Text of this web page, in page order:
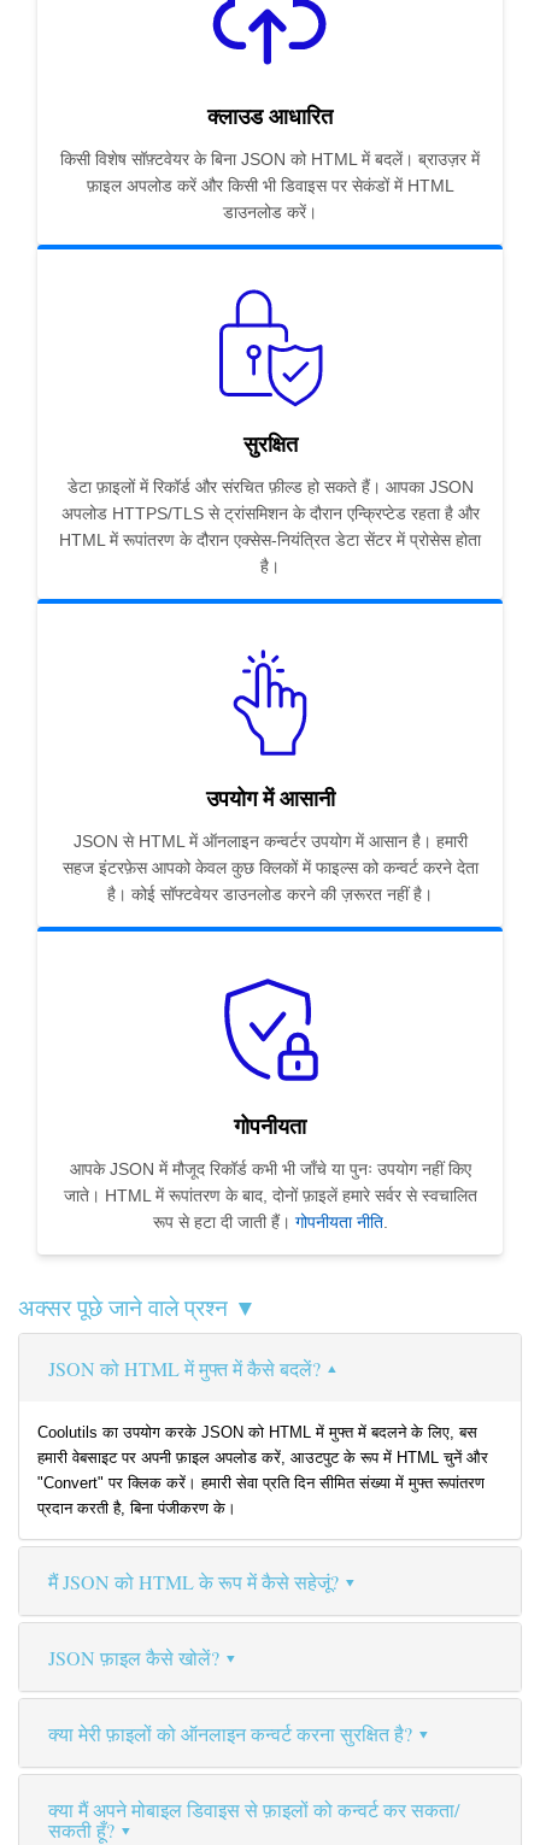
क्लाउड आधारित
किसी विशेष सॉफ़्टवेयर के बिना JSON को HTML में बदलें। ब्राउज़र में
फ़ाइल अपलोड करें और किसी भी डिवाइस पर सेकंडों में HTML
डाउनलोड करें।
सुरक्षित
डेटा फ़ाइलों में रिकॉर्ड और संरचित फ़ील्ड हो सकते हैं। आपका JSON
अपलोड HTTPS/TLS से ट्रांसमिशन के दौरान एन्क्रिप्टेड रहता है और
HTML में रूपांतरण के दौरान एक्सेस-नियंत्रित डेटा सेंटर में प्रोसेस होता
है।
उपयोग में आसानी
JSON से HTML में ऑनलाइन कन्वर्टर उपयोग में आसान है। हमारी
सहज इंटरफ़ेस आपको केवल कुछ क्लिकों में फाइल्स को कन्वर्ट करने देता
है। कोई सॉफ्टवेयर डाउनलोड करने की ज़रूरत नहीं है।
गोपनीयता
आपके JSON में मौजूद रिकॉर्ड कभी भी जाँचे या पुनः उपयोग नहीं किए
जाते। HTML में रूपांतरण के बाद, दोनों फ़ाइलें हमारे सर्वर से स्वचालित
रूप से हटा दी जाती हैं। गोपनीयता नीति.
अक्सर पूछे जाने वाले प्रश्न ▼
JSON को HTML में मुफ्त में कैसे बदलें?
Coolutils का उपयोग करके JSON को HTML में मुफ्त में बदलने के लिए, बस
हमारी वेबसाइट पर अपनी फ़ाइल अपलोड करें, आउटपुट के रूप में HTML चुनें और
"Convert" पर क्लिक करें। हमारी सेवा प्रति दिन सीमित संख्या में मुफ्त रूपांतरण
प्रदान करती है, बिना पंजीकरण के।
मैं JSON को HTML के रूप में कैसे सहेजूं?
JSON फ़ाइल कैसे खोलें?
क्या मेरी फ़ाइलों को ऑनलाइन कन्वर्ट करना सुरक्षित है?
क्या मैं अपने मोबाइल डिवाइस से फ़ाइलों को कन्वर्ट कर सकता/
सकती हूँ?